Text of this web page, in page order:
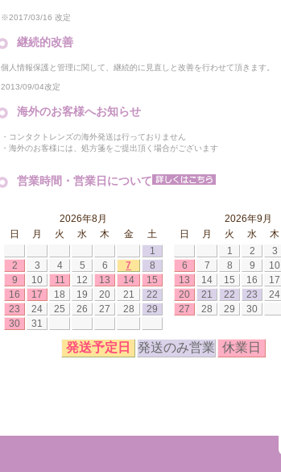
※2017/03/16 改定
継続的改善
個人情報保護と管理に関して、継続的に見直しと改善を行わせて頂きます。
2013/09/04改定
海外のお客様へお知らせ
・コンタクトレンズの海外発送は行っておりません
・海外のお客様には、処方箋をご提出頂く場合がございます
営業時間・営業日について
2026年8月
日
月 火 水 木 金
土
1
2
3 4 5 6 7
8
9
10 11 12 13 14
15
16
17 18 19 20 21
22
23
24 25 26 27 28
29
30
31
2026年9月
日
月 火 水 木
1
2 3
6
7 8 9 10
13
14 15 16 17
20
21 22 23 24
27
28 29 30
発送予定日 発送のみ営業 休業日